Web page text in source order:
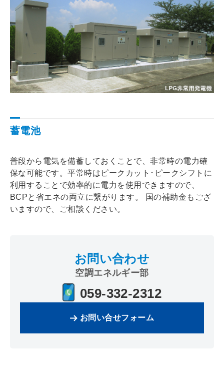
蓄電池
普段から電気を備蓄しておくことで、非常時の電力確
保な可能です。平常時はピークカット･ピークシフトに
利用することで効率的に電力を使用できますので、
BCPと省エネの両立に繋がります。 国の補助金もござ
いますので、ご相談ください。
お問い合わせ
空調エネルギー部
059-332-2312
お問い合せフォーム